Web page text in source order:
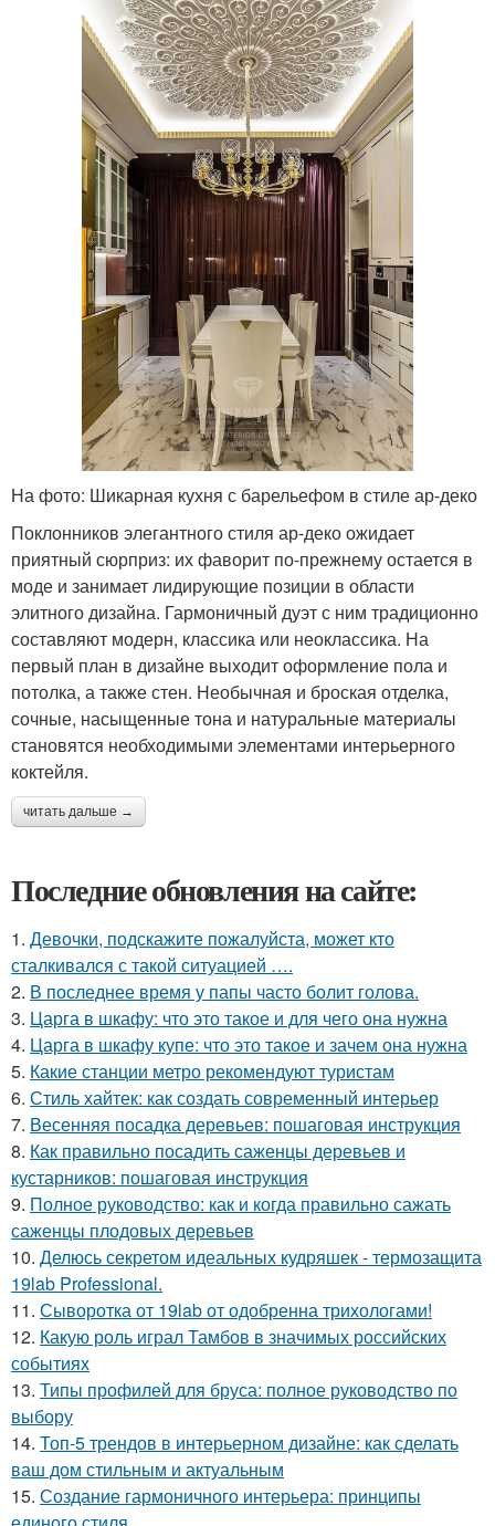
На фото: Шикарная кухня с барельефом в стиле ар-деко
Поклонников элегантного стиля ар-деко ожидает
приятный сюрприз: их фаворит по-прежнему остается в
моде и занимает лидирующие позиции в области
элитного дизайна. Гармоничный дуэт с ним традиционно
составляют модерн, классика или неоклассика. На
первый план в дизайне выходит оформление пола и
потолка, а также стен. Необычная и броская отделка,
сочные, насыщенные тона и натуральные материалы
становятся необходимыми элементами интерьерного
коктейля.
читать дальше →
Последние обновления на сайте:
1. Девочки, подскажите пожалуйста, может кто
сталкивался с такой ситуацией ….
2. В последнее время у папы часто болит голова.
3. Царга в шкафу: что это такое и для чего она нужна
4. Царга в шкафу купе: что это такое и зачем она нужна
5. Какие станции метро рекомендуют туристам
6. Стиль хайтек: как создать современный интерьер
7. Весенняя посадка деревьев: пошаговая инструкция
8. Как правильно посадить саженцы деревьев и
кустарников: пошаговая инструкция
9. Полное руководство: как и когда правильно сажать
саженцы плодовых деревьев
10. Делюсь секретом идеальных кудряшек - термозащита
19lab Professional.
11. Сыворотка от 19lab от одобренна трихологами!
12. Какую роль играл Тамбов в значимых российских
событиях
13. Типы профилей для бруса: полное руководство по
выбору
14. Топ-5 трендов в интерьерном дизайне: как сделать
ваш дом стильным и актуальным
15. Создание гармоничного интерьера: принципы